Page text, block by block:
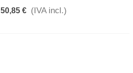
50,85 € (IVA incl.)